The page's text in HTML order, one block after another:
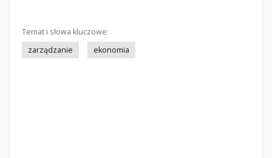
Temat i słowa kluczowe:
zarządzanie
ekonomia